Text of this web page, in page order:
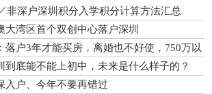
非深户深圳积分入学积分计算方法汇总
湾区首个双创中心落户深圳
落户3年才能买房，离婚也不好使，750万以
到底能不能上初中，未来是什么样子的？
入户、今年不要再错过